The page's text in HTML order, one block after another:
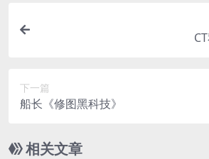
下一篇
船长《修图黑科技》
相关文章